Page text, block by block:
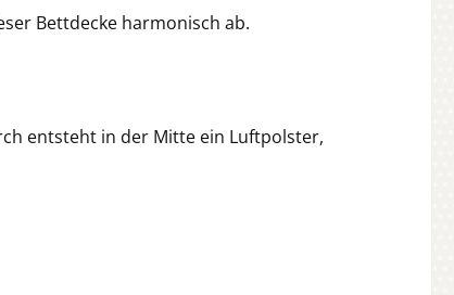
Bettdecke harmonisch ab.
entsteht in der Mitte ein Luftpolster,